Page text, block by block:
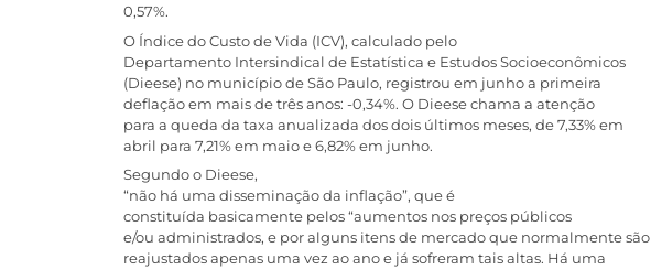
0,57%.
O Índice do Custo de Vida (ICV), calculado pelo
Departamento Intersindical de Estatística e Estudos Socioeconômicos
(Dieese) no município de São Paulo, registrou em junho a primeira
deflação em mais de três anos: -0,34%. O Dieese chama a atenção
para a queda da taxa anualizada dos dois últimos meses, de 7,33% em
abril para 7,21% em maio e 6,82% em junho.
Segundo o Dieese,
“não há uma disseminação da inflação”, que é
constituída basicamente pelos “aumentos nos preços públicos
e/ou administrados, e por alguns itens de mercado que normalmente são
reajustados apenas uma vez ao ano e já sofreram tais altas. Há uma